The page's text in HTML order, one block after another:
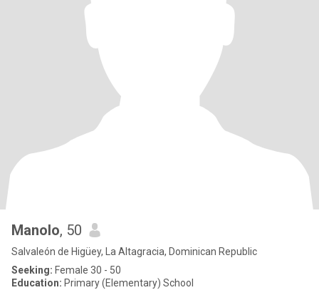
Manolo, 50
Salvaleón de Higüey, La Altagracia, Dominican Republic
Seeking: Female 30 - 50
Education: Primary (Elementary) School